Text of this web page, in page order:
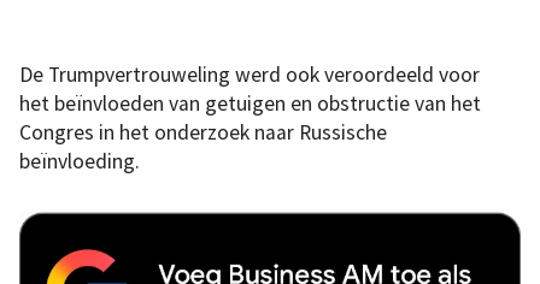
De Trumpvertrouweling werd ook veroordeeld voor
het beïnvloeden van getuigen en obstructie van het
Congres in het onderzoek naar Russische
beïnvloeding.